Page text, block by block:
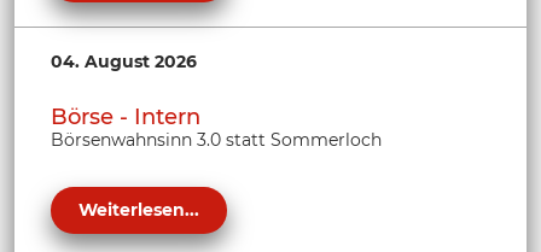
04. August 2026
Börse - Intern
Börsenwahnsinn 3.0 statt Sommerloch
Weiterlesen...